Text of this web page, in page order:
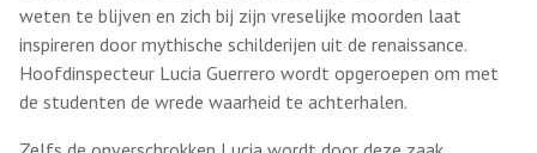
weten te blijven en zich bij zijn vreselijke moorden laat
inspireren door mythische schilderijen uit de renaissance.
Hoofdinspecteur Lucia Guerrero wordt opgeroepen om met
de studenten de wrede waarheid te achterhalen.